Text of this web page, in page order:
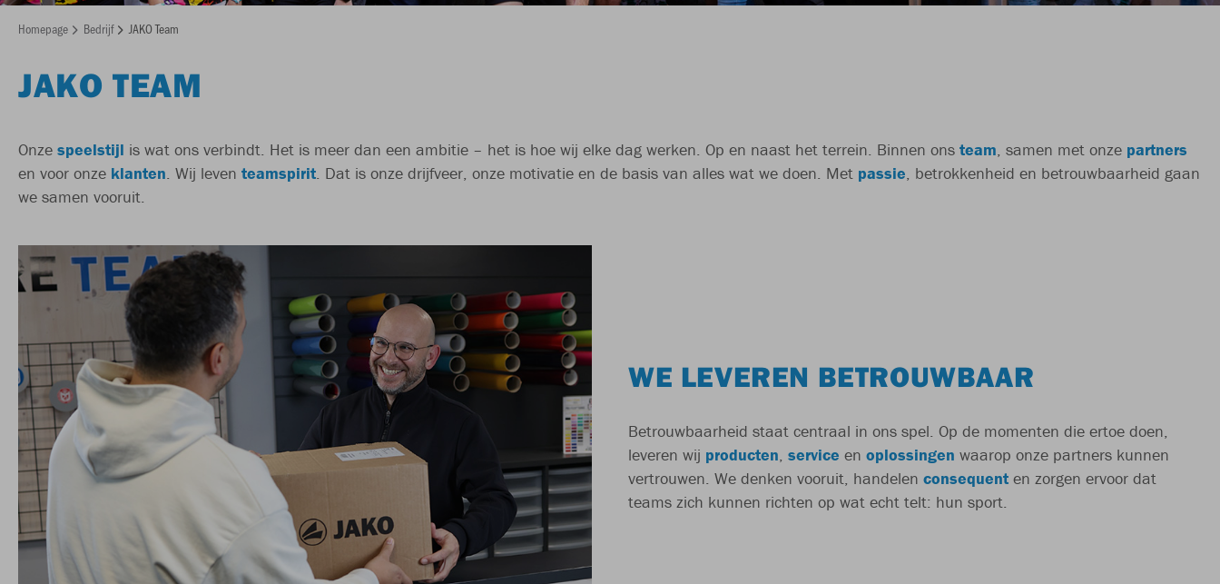
Homepage Bedrijf JAKO Team
JAKO TEAM
Onze speelstijl is wat ons verbindt. Het is meer dan een ambitie – het is hoe wij elke dag werken. Op en naast het terrein. Binnen ons team , samen met onze partners
en voor onze klanten . Wij leven teamspirit . Dat is onze drijfveer, onze motivatie en de basis van alles wat we doen. Met passie , betrokkenheid en betrouwbaarheid gaan
we samen vooruit.
WE LEVEREN BETROUWBAAR
Betrouwbaarheid staat centraal in ons spel. Op de momenten die ertoe doen,
leveren wij producten, service en oplossingen waarop onze partners kunnen
vertrouwen. We denken vooruit, handelen consequent en zorgen ervoor dat
teams zich kunnen richten op wat echt telt: hun sport.